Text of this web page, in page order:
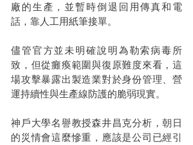
廠的生產，並暫時倒退回用傳真和電
話，靠人工用紙筆接單。
儘管官方並未明確說明為勒索病毒所
致，但從癱瘓範圍與復原難度來看，這
場攻擊暴露出製造業對於身份管理、營
運持續性與生產線防護的脆弱現實。
神戶大學名譽教授森井昌克分析，朝日
的災情會這麼慘重，應該是公司已經引